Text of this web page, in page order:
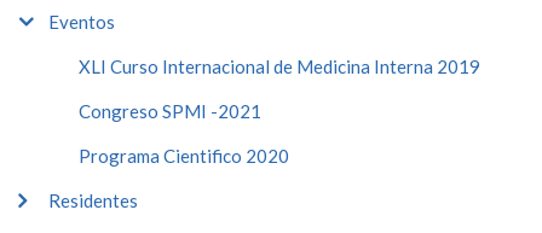
Eventos
XLI Curso Internacional de Medicina Interna 2019
Congreso SPMI -2021
Programa Cientifico 2020
Residentes